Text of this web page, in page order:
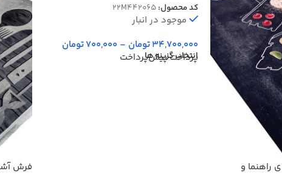
راهنما و
کد محصول:22M442065
موجود در انبار
34,700,000تومان –
700,000تومان
انتخاب گزینه ها
پرداخت پیش‌پرداخت
فرش